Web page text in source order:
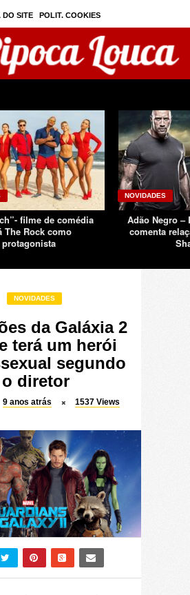
DO SITE POLIT. COOKIES
filme de comédia
The Rock como
protagonista
NOVIDADES
Adão Negro –
comenta
NOVIDADES
da Galáxia 2
terá um herói
segundo
o diretor
9 anos atrás 1537 Views